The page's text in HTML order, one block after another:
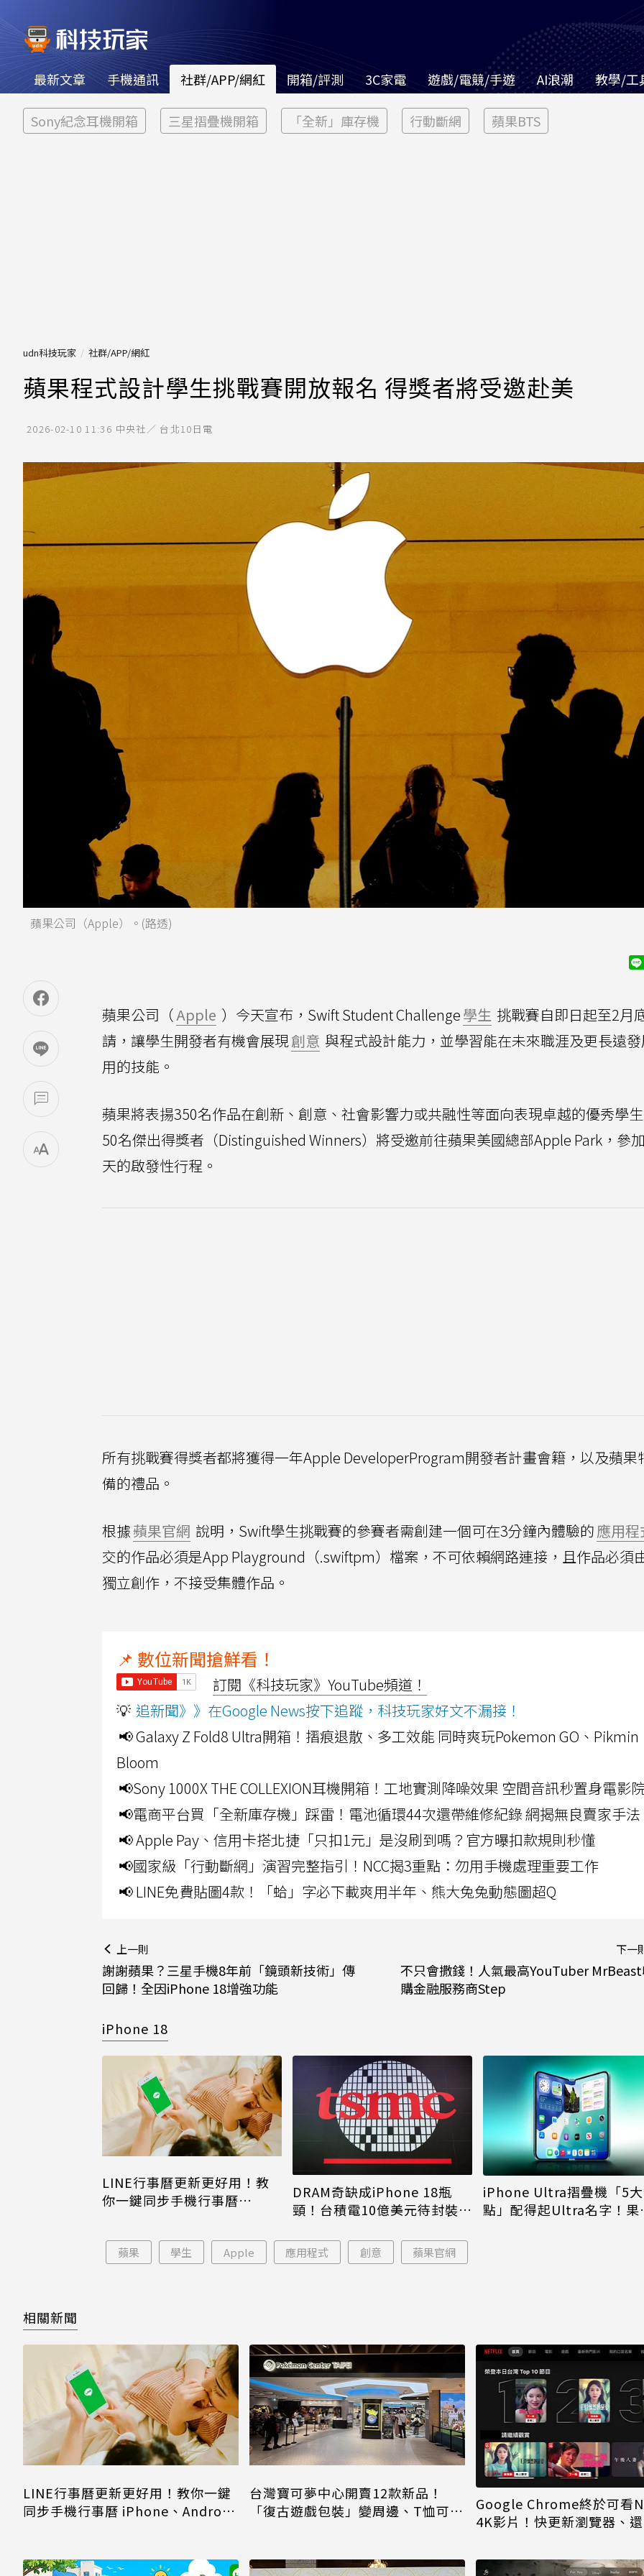
最新文章 手機通訊 社群/APP/網紅 開箱/評測 3C家電 遊戲/電競/手遊 AI浪潮 教學/工
Sony紀念耳機開箱 三星摺疊機開箱 「全新」庫存機 行動斷網 蘋果BTS
udn科技玩家 社群/APP/網紅
蘋果程式設計學生挑戰賽開放報名 得獎者將受邀赴美
2026-02-10 11:36 中央社／ 台北10日電
蘋果公司（Apple）。(路透)
蘋果公司（Apple ）今天宣布，Swift Student Challenge學生 挑戰賽自即日起至2月
請，讓學生開發者有機會展現創意 與程式設計能力，並學習能在未來職涯及更長遠
用的技能。
蘋果將表揚350名作品在創新、創意、社會影響力或共融性等面向表現卓越的優秀學
50名傑出得獎者（Distinguished Winners）將受邀前往蘋果美國總部Apple Park，參
天的啟發性行程。
所有挑戰賽得獎者都將獲得一年Apple DeveloperProgram開發者計畫會籍，以及蘋果
備的禮品。
根據蘋果官網 說明，Swift學生挑戰賽的參賽者需創建一個可在3分鐘內體驗的應用程
交的作品必須是App Playground（.swiftpm）檔案，不可依賴網路連接，且作品必須
獨立創作，不接受集體作品。
📌 數位新聞搶鮮看！
訂閱《科技玩家》YouTube頻道！
💡 追新聞》》在Google News按下追蹤，科技玩家好文不漏接！
📢 Galaxy Z Fold8 Ultra開箱！摺痕退散、多工效能 同時爽玩Pokemon GO、Pikmin
Bloom
📢Sony 1000X THE COLLEXION耳機開箱！工地實測降噪效果 空間音訊秒置身電影
📢電商平台買「全新庫存機」踩雷！電池循環44次還帶維修紀錄 網揭無良賣家手法
📢 Apple Pay、信用卡搭北捷「只扣1元」是沒刷到嗎？官方曝扣款規則秒懂
📢國家級「行動斷網」演習完整指引！NCC揭3重點：勿用手機處理重要工作
📢 LINE免費貼圖4款！「蛤」字必下載爽用半年、熊大兔兔動態圖超Q
上一則
謝謝蘋果？三星手機8年前「鏡頭新技術」傳
回歸！全因iPhone 18增強功能
下一
不只會撒錢！人氣最高YouTuber
購金融服務商Step
iPhone 18
LINE行事曆更新更好用！教
你一鍵同步手機行事曆
DRAM奇缺成iPhone 18瓶
頸！台積電10億美元待封裝晶
iPhone Ultra摺疊機「5
點」配得起Ultra名字！果
蘋果 學生 Apple 應用程式 創意 蘋果官網
相關新聞
LINE行事曆更新更好用！教你一鍵
同步手機行事曆 iPhone、Android
台灣寶可夢中心開賣12款新品！
「復古遊戲包裝」變周邊、T恤可裝
Google Chrome終於可看
4K影片！快更新瀏覽器、